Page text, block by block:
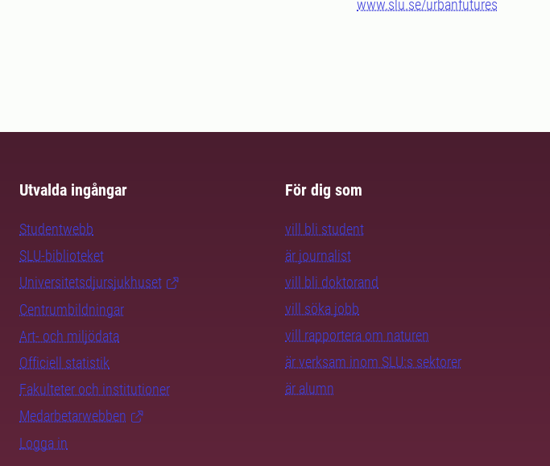
www.slu.se/urbanfutures
Utvalda ingångar
Studentwebb
SLU-biblioteket
Universitetsdjursjukhuset
Centrumbildningar
Art- och miljödata
Officiell statistik
Fakulteter och institutioner
Medarbetarwebben
Logga in
För dig som
vill bli student
är journalist
vill bli doktorand
vill söka jobb
vill rapportera om naturen
är verksam inom SLU:s sektorer
är alumn